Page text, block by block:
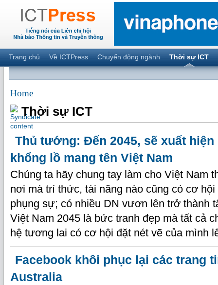
Trang chủ Về ICTPress Chuyển động ngành Thời sự ICT
Home
Thời sự ICT
Thủ tướng: Đến 2045, sẽ xuất hiện
khổng lồ mang tên Việt Nam
Chúng ta hãy chung tay làm cho Việt Nam
nơi mà trí thức, tài năng nào cũng có cơ
phụng sự; có nhiều DN vươn lên trở thành
Việt Nam 2045 là bức tranh đẹp mà tất cả
hệ tương lai có cơ hội đặt nét vẽ của mình
Facebook khôi phục lại các trang
Australia